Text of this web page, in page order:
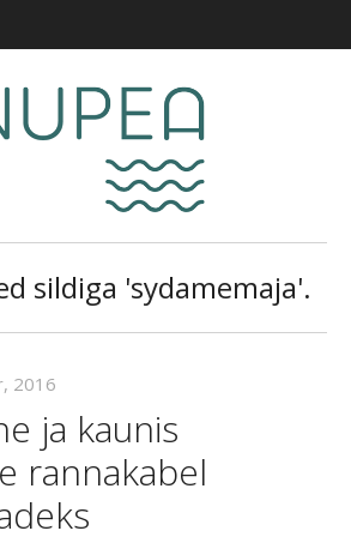
sildiga 'sydamemaja'.
2016
ja kaunis
rannakabel